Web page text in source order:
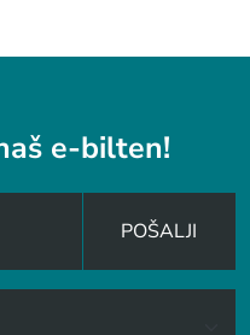
e-bilten!
POŠALJI